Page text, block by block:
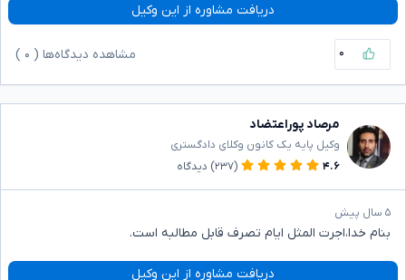
دریافت مشاوره از این وکیل
۰ مشاهده دیدگاه‌ها ( ۰
مرصاد پوراعتضاد
وکیل پایه یک کانون وکلای دادگستری
۴.۶
(۲۳۷) دیدگاه
۵ سال پیش
بنام خدا،اجرت المثل ایام تصرف قابل مطالبه است.
دریافت مشاوره از این وکیل